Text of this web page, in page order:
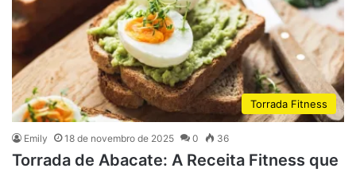
Torrada Fitness
Emily 18 de novembro de 2025 0 36
Torrada de Abacate: A Receita Fitness que